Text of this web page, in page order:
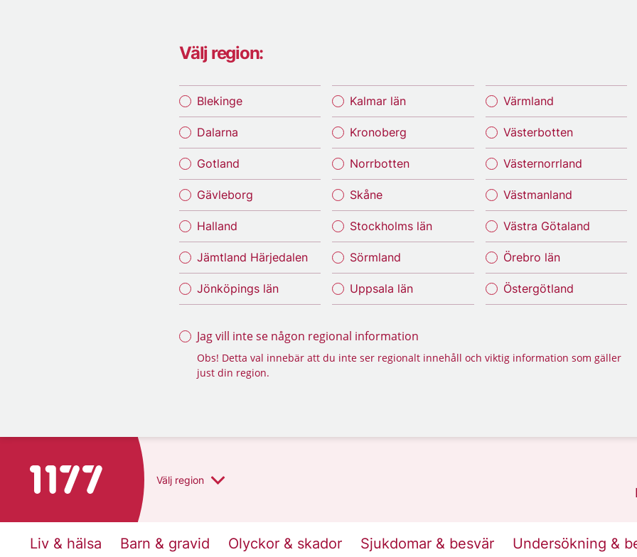
Välj region:
Blekinge
Dalarna
Gotland
Gävleborg
Halland
Jämtland Härjedalen
Jönköpings län
Kalmar län
Kronoberg
Norrbotten
Skåne
Stockholms län
Sörmland
Uppsala län
Värmland
Västerbotten
Västernorrland
Västmanland
Västra Götaland
Örebro län
Östergötland
Jag vill inte se någon regional information
Obs! Detta val innebär att du inte ser regionalt innehåll och viktig information som gäller
just din region.
Till startsidan för 1177 Välj region
Liv & hälsa Barn & gravid Olyckor & skador Sjukdomar & besvär Undersökning &